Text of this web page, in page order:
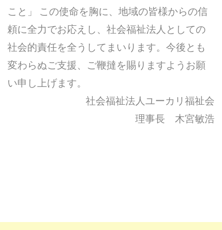
こと」 この使命を胸に、地域の皆様からの信
頼に全力でお応えし、社会福祉法人としての
社会的責任を全うしてまいります。今後とも
変わらぬご支援、ご鞭撻を賜りますようお願
い申し上げます。
社会福祉法人ユーカリ福祉会
理事長 木宮敏浩